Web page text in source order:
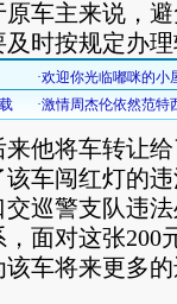
车主来说，
时按规定办
他将车转让
车闯红灯的
交巡警支队违
面对这张200
该车将来更多